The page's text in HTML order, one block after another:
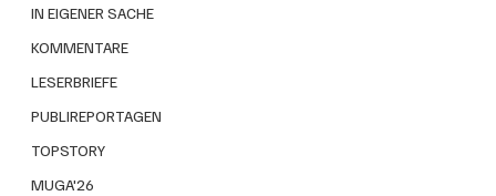
IN EIGENER SACHE
KOMMENTARE
LESERBRIEFE
PUBLIREPORTAGEN
TOPSTORY
MUGA'26